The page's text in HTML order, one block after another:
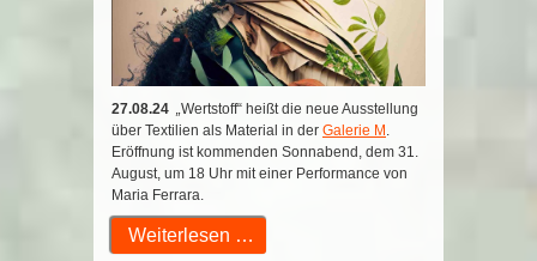
27.08.24
Wertstoff“ heißt die neue Ausstellung
über Textilien als Material in der Galerie M
Eröffnung ist kommenden Sonnabend, dem 31.
August, um 18 Uhr mit einer Performance von
Maria Ferrara.
Weiterlesen …